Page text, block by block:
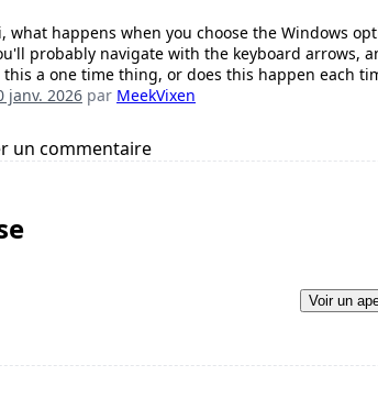
what happens when you choose the Windows
probably navigate with the keyboard arrows,
this a one time thing, or does this happen each
janv. 2026 par MeekVixen
un commentaire
Voir un